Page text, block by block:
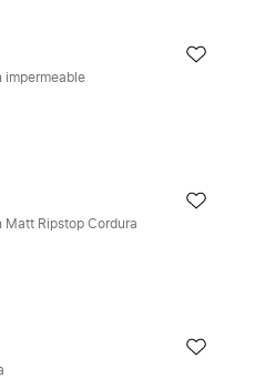
impermeable
Matt Ripstop Cordura